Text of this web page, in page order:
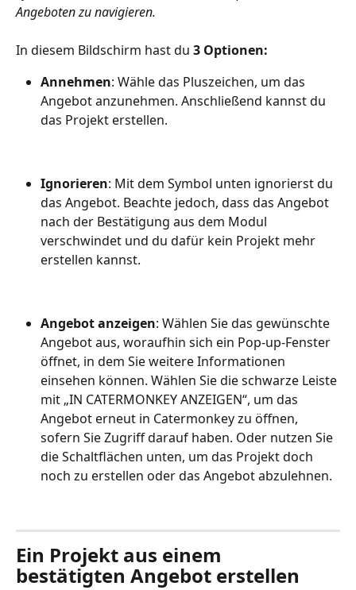
Angeboten zu navigieren.
In diesem Bildschirm hast du 3 Optionen:
Annehmen: Wähle das Pluszeichen, um das
Angebot anzunehmen. Anschließend kannst du
das Projekt erstellen.
Ignorieren: Mit dem Symbol unten ignorierst du
das Angebot. Beachte jedoch, dass das Angebot
nach der Bestätigung aus dem Modul
verschwindet und du dafür kein Projekt mehr
erstellen kannst.
Angebot anzeigen: Wählen Sie das gewünschte
Angebot aus, woraufhin sich ein Pop-up-Fenster
öffnet, in dem Sie weitere Informationen
einsehen können. Wählen Sie die schwarze Leiste
mit „IN CATERMONKEY ANZEIGEN“, um das
Angebot erneut in Catermonkey zu öffnen,
sofern Sie Zugriff darauf haben. Oder nutzen Sie
die Schaltflächen unten, um das Projekt doch
noch zu erstellen oder das Angebot abzulehnen.
Ein Projekt aus einem
bestätigten Angebot erstellen